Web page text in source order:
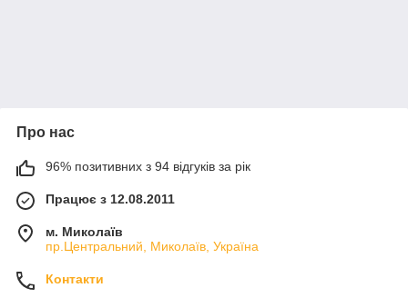
Про нас
96% позитивних з 94 відгуків за рік
Працює з 12.08.2011
м. Миколаїв
пр.Центральний, Миколаїв, Україна
Контакти